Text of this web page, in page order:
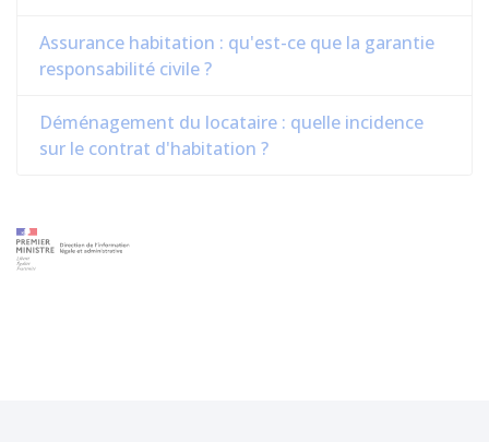
Assurance habitation : qu'est-ce que la garantie
responsabilité civile ?
Déménagement du locataire : quelle incidence
sur le contrat d'habitation ?